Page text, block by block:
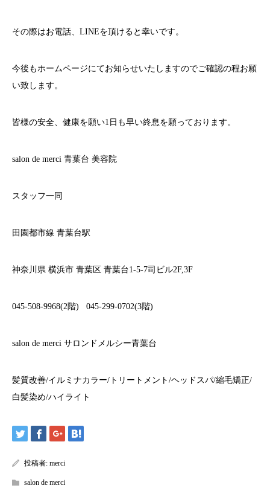
その際はお電話、 LINEを頂けると幸いです。
今後もホームページにてお知らせいたしますのでご確認の程お願
い致します。
皆様の安全、健康を願い1 日も早い終息を願っております。
salon de merci 青葉台 美容院
スタッフ一同
田園都市線 青葉台駅
神奈川県 横浜市 青葉区 青葉台1-5-7司ビル2F,3F
045-508-9968(2階) 045-299-0702(3階)
salon de merci サロンドメルシー青葉台
髪質改善/イルミナカラー/ トリートメント /ヘッドスパ/縮毛矯正/
白髪染め/ハイライト
投稿者: merci
salon de merci